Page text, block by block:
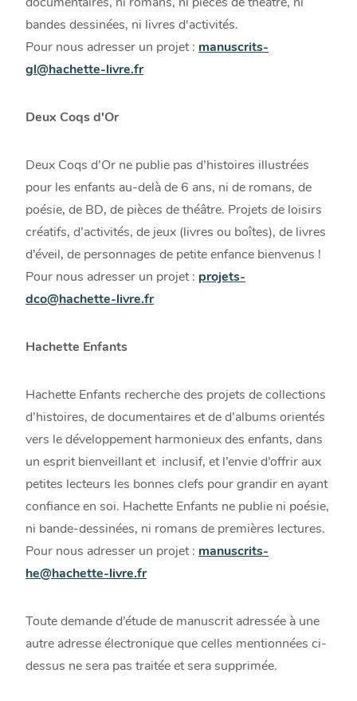
documentaires, ni romans, ni pièces de théâtre, ni
bandes dessinées, ni livres d'activités.
Pour nous adresser un projet : manuscrits-
gl@hachette-livre.fr
Deux Coqs d'Or
Deux Coqs d’Or ne publie pas d’histoires illustrées
pour les enfants au-delà de 6 ans, ni de romans, de
poésie, de BD, de pièces de théâtre. Projets de loisirs
créatifs, d’activités, de jeux (livres ou boîtes), de livres
d’éveil, de personnages de petite enfance bienvenus !
Pour nous adresser un projet : projets-
dco@hachette-livre.fr
Hachette Enfants
Hachette Enfants recherche des projets de collections
d’histoires, de documentaires et de d’albums orientés
vers le développement harmonieux des enfants, dans
un esprit bienveillant et inclusif, et l’envie d’offrir aux
petites lecteurs les bonnes clefs pour grandir en ayant
confiance en soi. Hachette Enfants ne publie ni poésie,
ni bande-dessinées, ni romans de premières lectures.
Pour nous adresser un projet : manuscrits-
he@hachette-livre.fr
Toute demande d’étude de manuscrit adressée à une
autre adresse électronique que celles mentionnées ci-
dessus ne sera pas traitée et sera supprimée.